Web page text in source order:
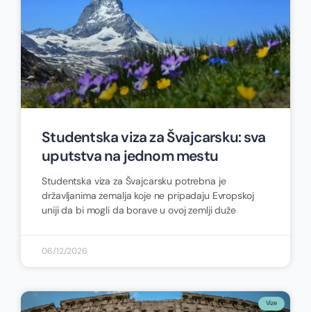
Studentska viza za Švajcarsku: sva
uputstva na jednom mestu
Studentska viza za Švajcarsku potrebna je
državljanima zemalja koje ne pripadaju Evropskoj
uniji da bi mogli da borave u ovoj zemlji duže
06/12/2026
Vize